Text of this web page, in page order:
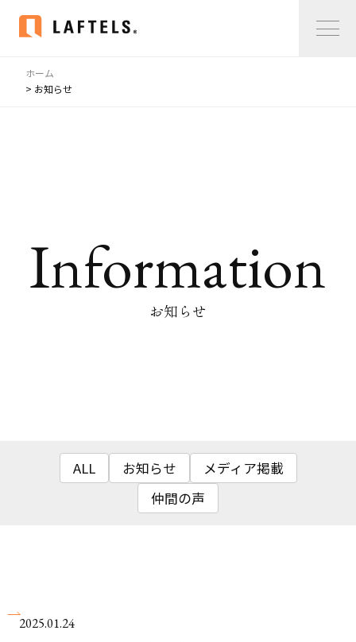
Home
サービス紹介
サービス紹介
セミナー情報
ニュース
ホーム
> お知らせ
Information
お知らせ
ALL お知らせ
メディア掲載
仲間の声
2025.01.24